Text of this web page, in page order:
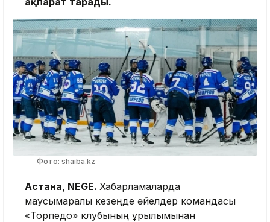
Фото: shaiba.kz
Астана, NEGE. Хабарламаларда
маусымаралық кезеңде әйелдер командасы
«Торпедо» клубының құрылымынан